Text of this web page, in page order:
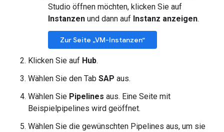
Studio öffnen möchten, klicken Sie auf
Instanzen und dann auf Instanz anzeigen.
Zur Seite „VM-Instanzen“
Klicken Sie auf Hub.
Wählen Sie den Tab SAP aus.
Wählen Sie Pipelines aus. Eine Seite mit
Beispielpipelines wird geöffnet.
Wählen Sie die gewünschten Pipelines aus, um sie